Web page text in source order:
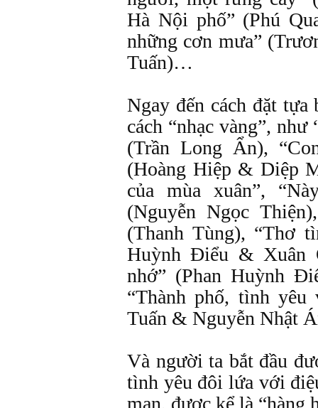
Hà Nội phố” (Phú
những cơn mưa”
Tuấn)…
Ngay đến cách đặt tựa
cách “nhạc vàng”,
(Trần Long Ẩn),
(Hoàng Hiệp & Diệp
của mùa xuân”,
(Nguyễn Ngọc
(Thanh Tùng), “Thơ
Huỳnh Điểu & Xuân
nhớ” (Phan Huỳnh
“Thành phố, tình
Tuấn & Nguyễn Nhật
Và người ta bắt đầu
tình yêu đôi lứa với
mạn, được kể là “hàng